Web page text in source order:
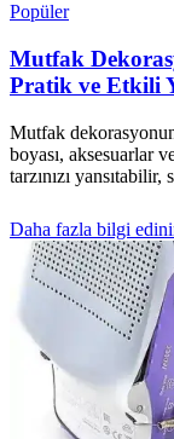
Popüler
Mutfak
Pratik ve Etkili
Mutfak
boyası, aksesuarlar
tarzınızı
Daha fazla bilgi